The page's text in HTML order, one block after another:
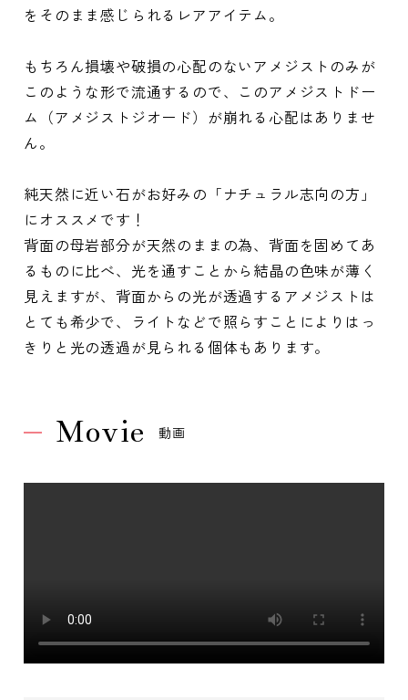
をそのまま感じられるレアアイテム。
もちろん損壊や破損の心配のないアメジストのみが
このような形で流通するので、このアメジストドー
ム（アメジストジオード）が崩れる心配はありませ
ん。
純天然に近い石がお好みの「ナチュラル志向の方」
にオススメです！
背面の母岩部分が天然のままの為、背面を固めてあ
るものに比べ、光を通すことから結晶の色味が薄く
見えますが、背面からの光が透過するアメジストは
とても希少で、ライトなどで照らすことによりはっ
きりと光の透過が見られる個体もあります。
Movie 動画